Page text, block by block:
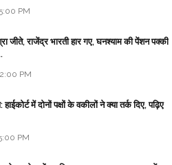
PM
जीते, राजेंद्र भारती हार गए, घनश्याम की पेंशन पक्की
PM
में दोनों पक्षों के वकीलों ने क्या तर्क दिए, पढ़िए
PM